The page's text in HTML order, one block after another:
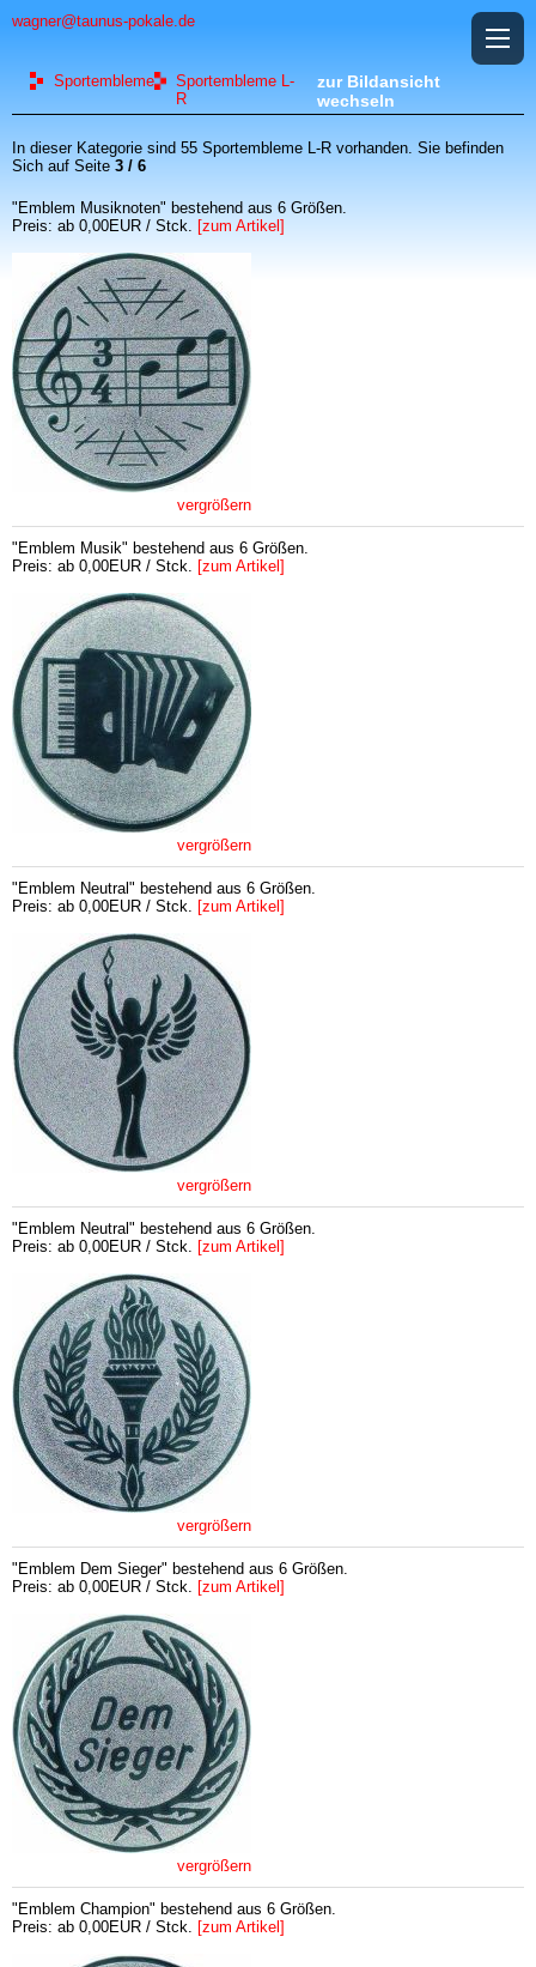
wagner@taunus-pokale.de
Sportembleme
Sportembleme L-
R
zur Bildansicht
wechseln
In dieser Kategorie sind 55 Sportembleme L-R vorhanden. Sie befinden
Sich auf Seite 3 / 6
"Emblem Musiknoten" bestehend aus 6 Größen.
Preis: ab 0,00EUR / Stck. [zum Artikel]
vergrößern
"Emblem Musik" bestehend aus 6 Größen.
Preis: ab 0,00EUR / Stck. [zum Artikel]
vergrößern
"Emblem Neutral" bestehend aus 6 Größen.
Preis: ab 0,00EUR / Stck. [zum Artikel]
vergrößern
"Emblem Neutral" bestehend aus 6 Größen.
Preis: ab 0,00EUR / Stck. [zum Artikel]
vergrößern
"Emblem Dem Sieger" bestehend aus 6 Größen.
Preis: ab 0,00EUR / Stck. [zum Artikel]
vergrößern
"Emblem Champion" bestehend aus 6 Größen.
Preis: ab 0,00EUR / Stck. [zum Artikel]